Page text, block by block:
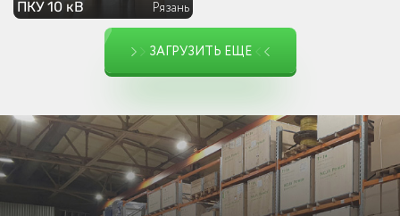
ПКУ 10 кВ Рязань
ЗАГРУЗИТЬ ЕЩЕ